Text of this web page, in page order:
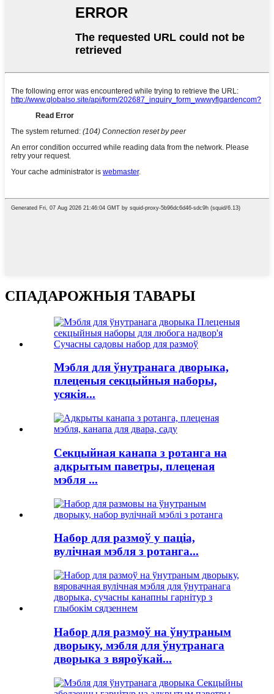
СПАДАРОЖНЫЯ ТАВАРЫ
Мэбля для ўнутранага дворыка,
плеценыя секцыйныя наборы,
усякія...
Секцыйная канапа з ротанга на
адкрытым паветры, плеценая
мэбля ...
Набор для размоў у паціа,
вулічная мэбля з ротанга...
Набор для размоў на ўнутраным
дворыку, мэбля для ўнутранага
дворыка з вяроўкай...